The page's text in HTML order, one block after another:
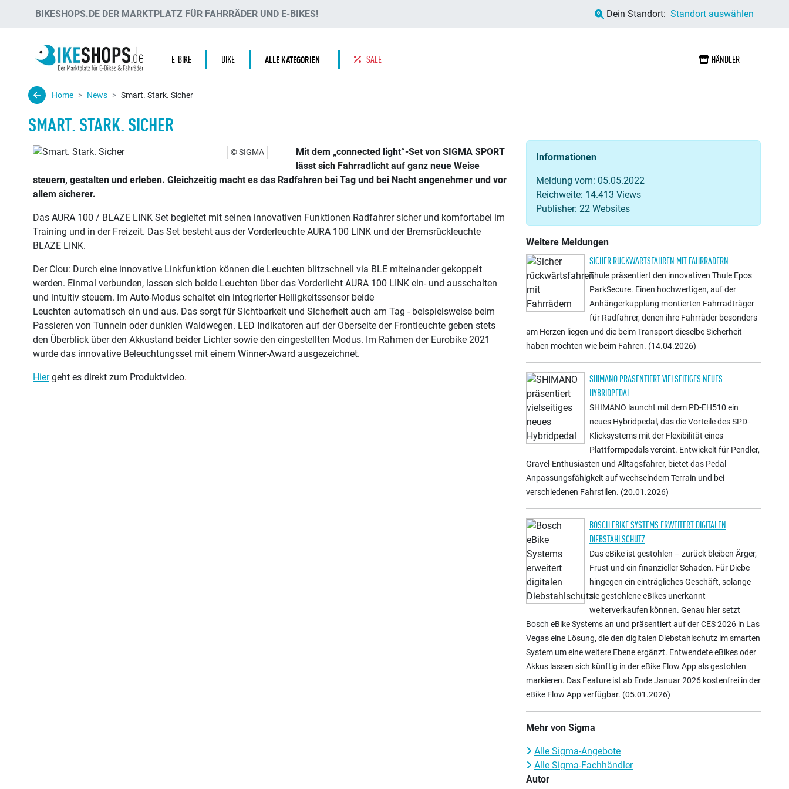
BIKESHOPS.DE DER MARKTPLATZ FÜR FAHRRÄDER UND E-BIKES! Dein Standort: Standort auswählen
E-BIKE BIKE ALLE KATEGORIEN SALE HÄNDLER
Home News Smart. Stark. Sicher
SMART. STARK. SICHER
© SIGMA
Mit dem „connected light“-Set von SIGMA SPORT
lässt sich Fahrradlicht auf ganz neue Weise
steuern, gestalten und erleben. Gleichzeitig macht es das Radfahren bei Tag und bei Nacht angenehmer und vor
allem sicherer.
Das AURA 100 / BLAZE LINK Set begleitet mit seinen innovativen Funktionen Radfahrer sicher und komfortabel im
Training und in der Freizeit. Das Set besteht aus der Vorderleuchte AURA 100 LINK und der Bremsrückleuchte
BLAZE LINK.
Der Clou: Durch eine innovative Linkfunktion können die Leuchten blitzschnell via BLE miteinander gekoppelt
werden. Einmal verbunden, lassen sich beide Leuchten über das Vorderlicht AURA 100 LINK ein- und ausschalten
und intuitiv steuern. Im Auto-Modus schaltet ein integrierter Helligkeitssensor beide
Leuchten automatisch ein und aus. Das sorgt für Sichtbarkeit und Sicherheit auch am Tag - beispielsweise beim
Passieren von Tunneln oder dunklen Waldwegen. LED Indikatoren auf der Oberseite der Frontleuchte geben stets
den Überblick über den Akkustand beider Lichter sowie den eingestellten Modus. Im Rahmen der Eurobike 2021
wurde das innovative Beleuchtungsset mit einem Winner-Award ausgezeichnet.
Hiergeht es direkt zum Produktvideo.
Informationen
Meldung vom: 05.05.2022
Reichweite: 14.413 Views
Publisher: 22 Websites
Weitere Meldungen
SICHER RÜCKWÄRTSFAHREN MIT FAHRRÄDERN
Thule präsentiert den innovativen Thule Epos
ParkSecure. Einen hochwertigen, auf der
Anhängerkupplung montierten Fahrradträger
für Radfahrer, denen ihre Fahrräder besonders
am Herzen liegen und die beim Transport dieselbe Sicherheit
haben möchten wie beim Fahren. (14.04.2026)
SHIMANO PRÄSENTIERT VIELSEITIGES NEUES
HYBRIDPEDAL
SHIMANO launcht mit dem PD-EH510 ein
neues Hybridpedal, das die Vorteile des SPD-
Klicksystems mit der Flexibilität eines
Plattformpedals vereint. Entwickelt für Pendler,
Gravel-Enthusiasten und Alltagsfahrer, bietet das Pedal
Anpassungsfähigkeit auf wechselndem Terrain und bei
verschiedenen Fahrstilen. (20.01.2026)
BOSCH EBIKE SYSTEMS ERWEITERT DIGITALEN
DIEBSTAHLSCHUTZ
Das eBike ist gestohlen – zurück bleiben Ärger,
Frust und ein finanzieller Schaden. Für Diebe
hingegen ein einträgliches Geschäft, solange
sie gestohlene eBikes unerkannt
weiterverkaufen können. Genau hier setzt
Bosch eBike Systems an und präsentiert auf der CES 2026 in Las
Vegas eine Lösung, die den digitalen Diebstahlschutz im smarten
System um eine weitere Ebene ergänzt. Entwendete eBikes oder
Akkus lassen sich künftig in der eBike Flow App als gestohlen
markieren. Das Feature ist ab Ende Januar 2026 kostenfrei in der
eBike Flow App verfügbar. (05.01.2026)
Mehr von Sigma
Alle Sigma-Angebote
Alle Sigma-Fachhändler
Autor